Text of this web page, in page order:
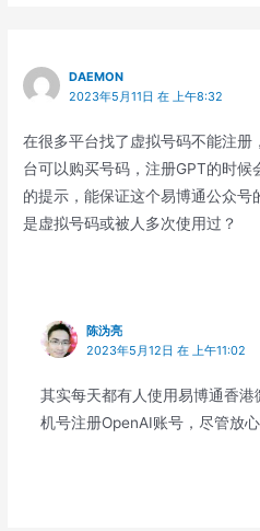
DAEMON
2023年5月11日 在 上午8:32
在很多平台找了虚拟号码不能注
台可以购买号码，注册GPT的时
的提示，能保证这个易博通公众号
是虚拟号码或被人多次使用过？
陈沩亮
2023年5月12日 在 上午11:02
其实每天都有人使用易博通香
机号注册OpenAI账号，尽管放心